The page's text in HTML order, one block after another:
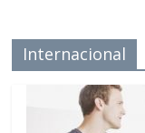
Internacional